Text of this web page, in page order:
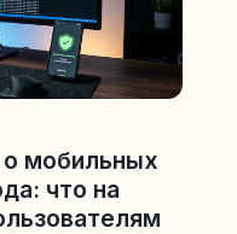
мобильных
что на